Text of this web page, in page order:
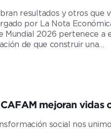
resultados y otros que
por La Nota
Mundial 2026 pertenece a
de que construir una…
vidas con inclusión
social nos